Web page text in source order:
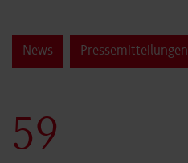
News Pressemitteilungen
60